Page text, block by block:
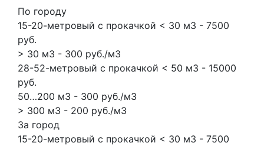
По городу
15-20-метровый с прокачкой < 30 м3 - 7500
руб.
> 30 м3 - 300 руб./м3
28-52-метровый с прокачкой < 50 м3 - 15000
руб.
50…200 м3 - 300 руб./м3
> 300 м3 - 200 руб./м3
За город
15-20-метровый с прокачкой < 30 м3 - 7500